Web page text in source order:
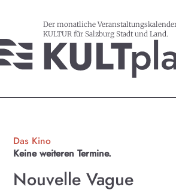
Der monatliche
KULTUR für Salzburg Stadt und Land.
Das Kino
Keine weiteren Termine.
Nouvelle Vague